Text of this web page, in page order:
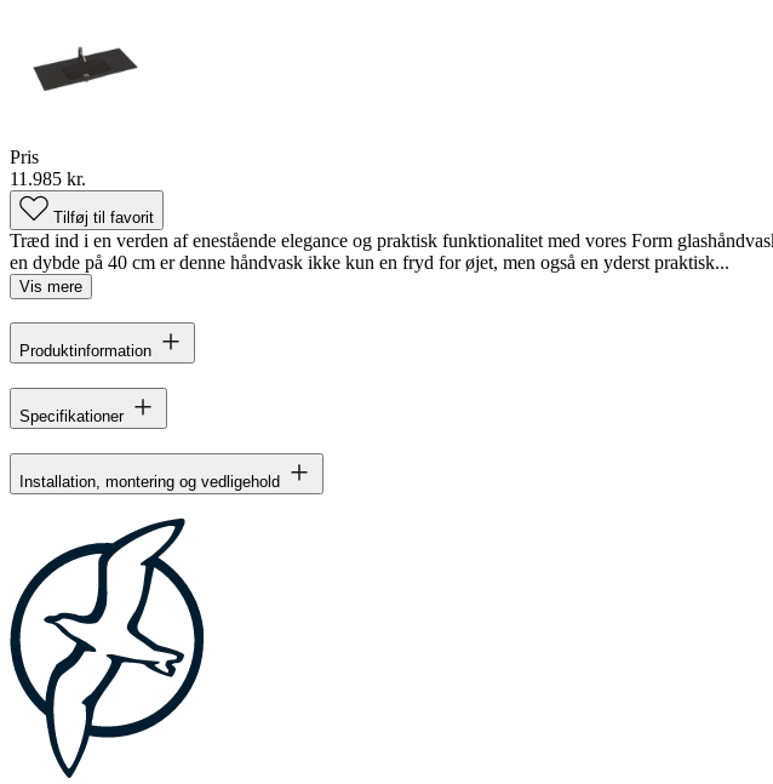
Pris
11.985 kr.
Tilføj til favorit
Træd ind i en verden af enestående elegance og praktisk funktionalitet med vores Form
en dybde på 40 cm er denne håndvask ikke kun en fryd for øjet, men også en yderst praktisk...
Vis mere
Produktinformation
Specifikationer
Installation, montering og vedligehold